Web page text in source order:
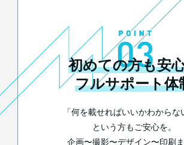
初めての方も安
フルサポート体
「何を載せればいいかわからな
という方もご安心を。
企画〜撮影〜デザイン〜印刷ま